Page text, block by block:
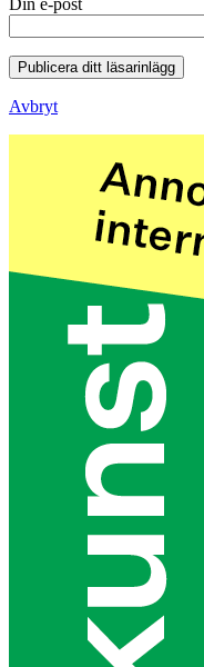
Din e-post
Publicera ditt läsarinlägg
Avbryt